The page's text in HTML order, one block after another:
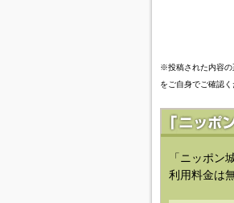
※投稿された内容の
をご自身でご確認く
「ニッポン
利用料金は